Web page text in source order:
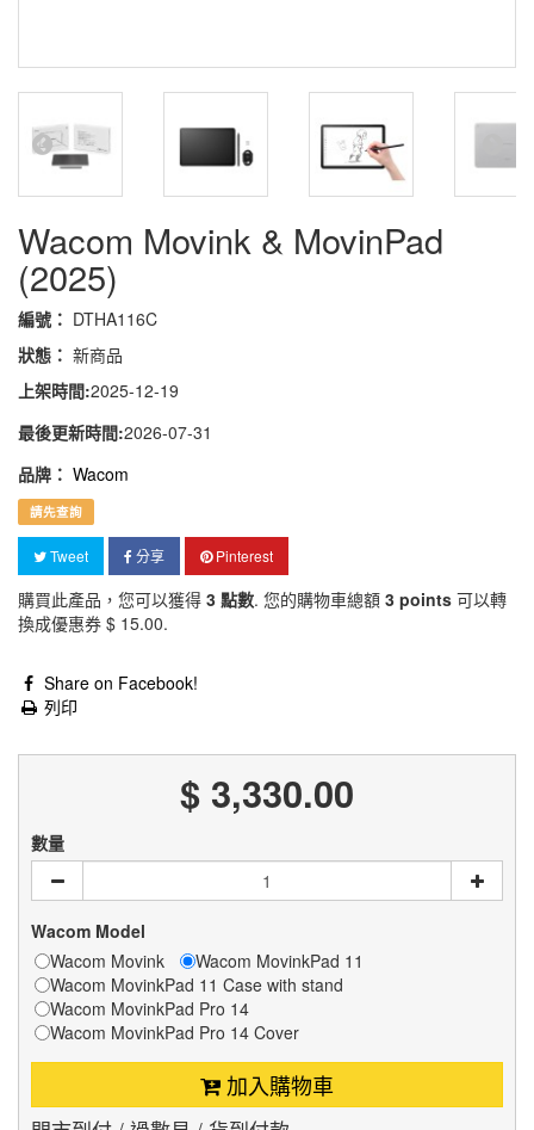
Wacom Movink & MovinPad
(2025)
編號： DTHA116C
狀態： 新商品
上架時間:2025-12-19
最後更新時間:2026-07-31
品牌： Wacom
請先查詢
Tweet 分享 Pinterest
購買此產品，您可以獲得 3 點數. 您的購物車總額 3 points 可以轉
換成優惠券 $ 15.00.
Share on Facebook!
列印
$ 3,330.00
數量
Wacom Model
Wacom Movink
Wacom MovinkPad 11
Wacom MovinkPad 11 Case with stand
Wacom MovinkPad Pro 14
Wacom MovinkPad Pro 14 Cover
加入購物車